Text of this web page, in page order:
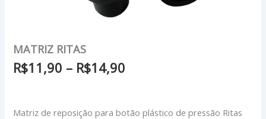
MATRIZ RITAS
R$11,90 – R$14,90
Matriz de reposição para botão plástico de pressão Ritas